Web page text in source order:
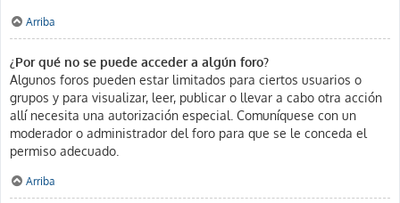
Arriba
¿Por qué no se puede acceder a algún foro?
Algunos foros pueden estar limitados para ciertos usuarios o
grupos y para visualizar, leer, publicar o llevar a cabo otra acción
allí necesita una autorización especial. Comuníquese con un
moderador o administrador del foro para que se le conceda el
permiso adecuado.
Arriba